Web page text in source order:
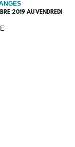
2019AUVENDREDI